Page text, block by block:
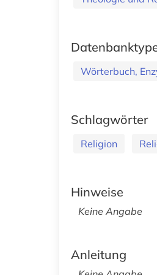
Wörterbuch,
Schlagwörter
Religion
Hinweise
Keine Angabe
Anleitung